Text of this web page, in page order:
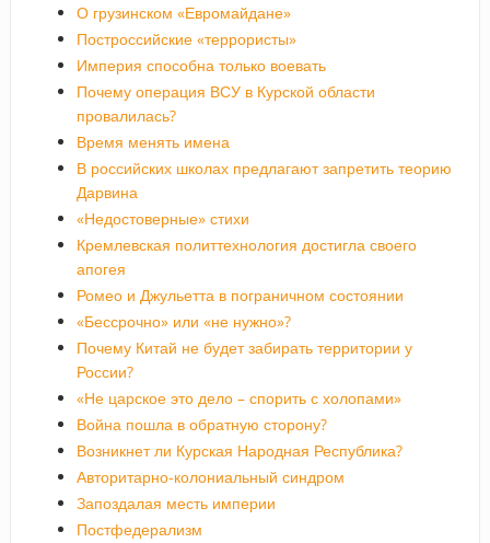
О грузинском «Евромайдане»
Построссийские «террористы»
Империя способна только воевать
Почему операция ВСУ в Курской области
провалилась?
Время менять имена
В российских школах предлагают запретить теорию
Дарвина
«Недостоверные» стихи
Кремлевская политтехнология достигла своего
апогея
Ромео и Джульетта в пограничном состоянии
«Бессрочно» или «не нужно»?
Почему Китай не будет забирать территории у
России?
«Не царское это дело – спорить с холопами»
Война пошла в обратную сторону?
Возникнет ли Курская Народная Республика?
Авторитарно-колониальный синдром
Запоздалая месть империи
Постфедерализм